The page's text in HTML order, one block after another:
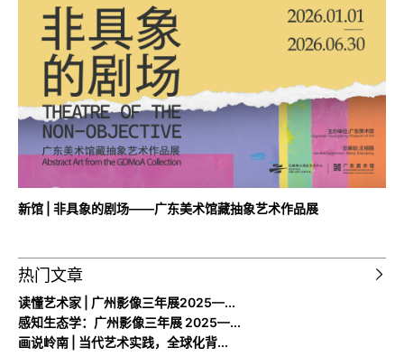
新馆 | 非具象的剧场——广东美术馆藏抽象艺术作品展
热门文章
读懂艺术家 | 广州影像三年展2025—...
感知生态学：广州影像三年展 2025—...
画说岭南 | 当代艺术实践，全球化背...